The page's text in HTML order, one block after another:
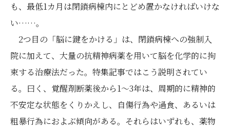
も、最低1カ月は閉鎖病棟内にとどめ置かなければいけな
い……。
2つ目の「脳に鍵をかける」は、閉鎖病棟への強制入
院に加えて、大量の抗精神病薬を用いて脳を化学的に拘
束する治療法だった。特集記事ではこう説明されてい
る。曰く、覚醒剤断薬後から1～3年は、周期的に精神的
不安定な状態をくりかえし、自傷行為や過食、あるいは
粗暴行為におよぶ傾向がある。それらはいずれも、薬物